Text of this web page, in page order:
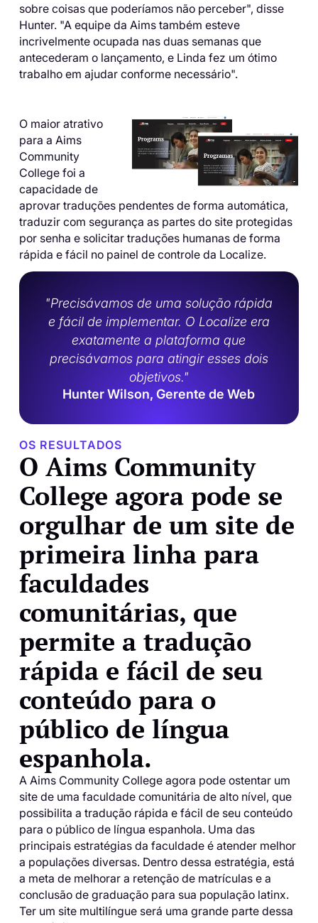
sobre coisas que poderíamos não perceber", disse
Hunter. "A equipe da Aims também esteve
incrivelmente ocupada nas duas semanas que
antecederam o lançamento, e Linda fez um ótimo
trabalho em ajudar conforme necessário".
O maior atrativo
para a Aims
Community
College foi a
capacidade de
aprovar traduções pendentes de forma automática,
traduzir com segurança as partes do site protegidas
por senha e solicitar traduções humanas de forma
rápida e fácil no painel de controle da Localize.
"Precisávamos de uma solução rápida
e fácil de implementar. O Localize era
exatamente a plataforma que
precisávamos para atingir esses dois
objetivos."
Hunter Wilson, Gerente de Web
OS RESULTADOS
O Aims Community
College agora pode se
orgulhar de um site de
primeira linha para
faculdades
comunitárias, que
permite a tradução
rápida e fácil de seu
conteúdo para o
público de língua
espanhola.
A Aims Community College agora pode ostentar um
site de uma faculdade comunitária de alto nível, que
possibilita a tradução rápida e fácil de seu conteúdo
para o público de língua espanhola. Uma das
principais estratégias da faculdade é atender melhor
a populações diversas. Dentro dessa estratégia, está
a meta de melhorar a retenção de matrículas e a
conclusão de graduação para sua população latinx.
Ter um site multilíngue será uma grande parte dessa